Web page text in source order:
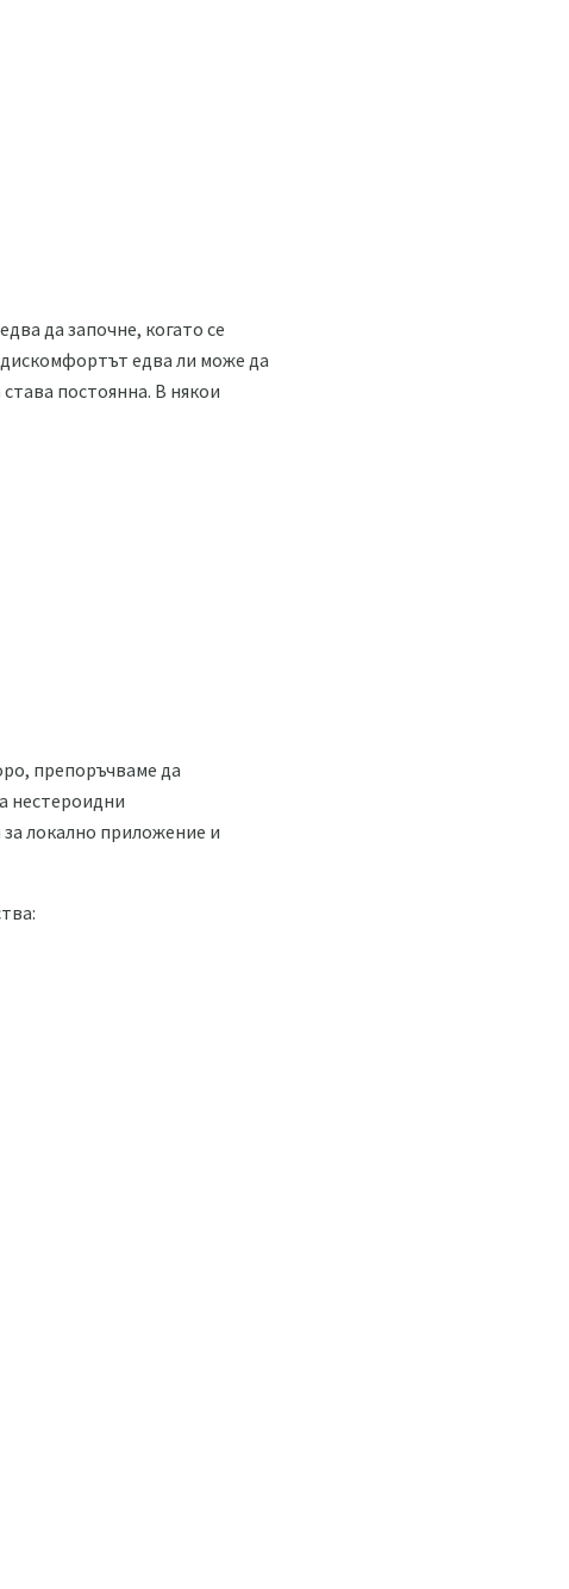
да започне, когато се
едва ли може да
постоянна. В някои
препоръчваме да
нестероидни
локално приложение и